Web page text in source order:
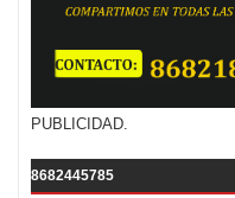
PUBLICIDAD.
8682445785